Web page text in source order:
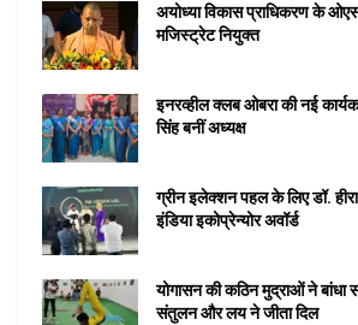
अयोध्या विकास प्राधिकरण के
मजिस्ट्रेट नियुक्त
इनरव्हील क्लब ओबरा की नई
सिंह बनीं अध्यक्ष
ग्रीन इलेक्शन पहल के लिए डॉ.
इंडिया इकोप्रेन्योर अवॉर्ड
योगासन की कठिन मुद्राओं ने बांधा
संतुलन और लय ने जीता दिल